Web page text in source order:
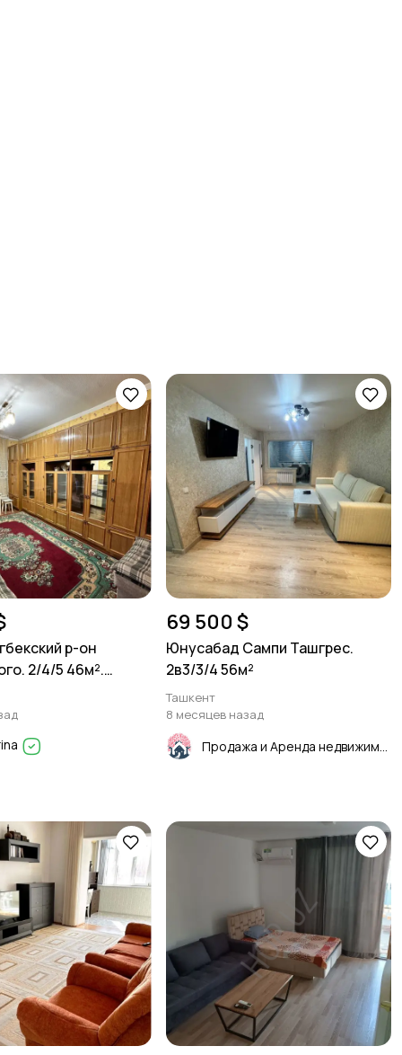
р-он
2/4/5 46м².
69 500 $
Юнусабад Сампи Ташгрес.
2в3/3/4 56м²
Ташкент
8 месяцев назад